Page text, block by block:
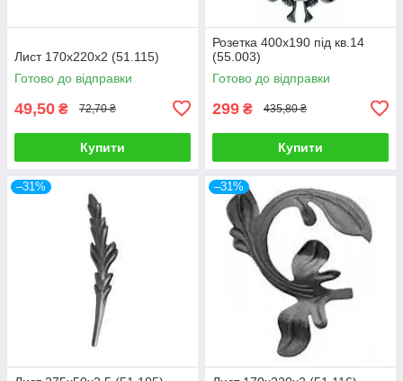
Лист 170х220х2 (51.115)
Готово до відправки
49,50 ₴ 72,70 ₴
Купити
Розетка 400х190 під кв.14
(55.003)
Готово до відправки
299 ₴ 435,80 ₴
Купити
–31% –31%